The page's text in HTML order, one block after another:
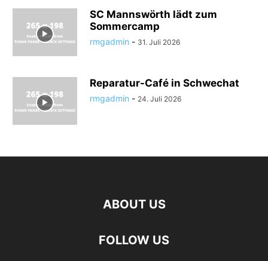
SC Mannswörth lädt zum
Sommercamp
rmgadmin - 31. Juli 2026
Reparatur-Café in Schwechat
rmgadmin - 24. Juli 2026
ABOUT US
FOLLOW US